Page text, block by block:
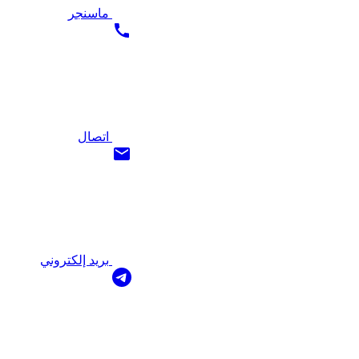
ماسنجر
اتصال
بريد إلكتروني